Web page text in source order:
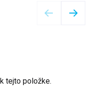
tejto položke.